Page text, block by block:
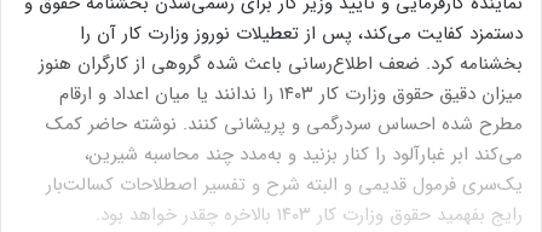
دستمزد کفایت می‌کند، پس از تعطیلات نوروز وزارت کار آن را
بخشنامه کرد. ضعف اطلاع‌رسانی باعث شده گروهی از کارگران هنوز
میزان دقیق حقوق وزارت کار ۱۴۰۳ را ندانند یا میان اعداد و ارقام
مطرح شده احساس سردرگمی و پریشانی کنند. نوشته حاضر کمک
می‌کند ابر غبارآلود را کنار بزنید و به‌مدد چند محاسبه شیرین،
یک‌سری فرمول قدیمی و البته شرح و تفسیر اصطلاحات کسالت‌بار
رایج بفهمید حقوق وزارت کار ۱۴۰۳ بالاخره چقدر خواهد بود.